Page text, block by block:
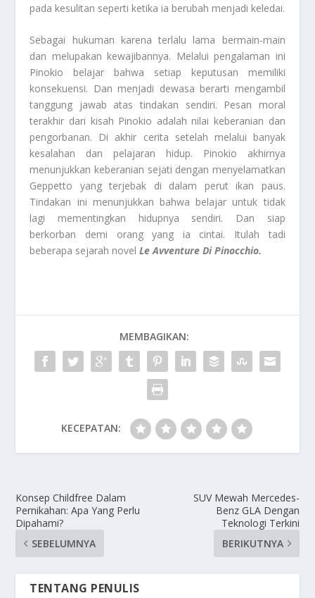
pada kesulitan seperti ketika ia berubah menjadi keledai.
Sebagai hukuman karena terlalu lama bermain-main
dan melupakan kewajibannya. Melalui pengalaman ini
Pinokio belajar bahwa setiap keputusan memiliki
konsekuensi. Dan menjadi dewasa berarti mengambil
tanggung jawab atas tindakan sendiri. Pesan moral
terakhir dari kisah Pinokio adalah nilai keberanian dan
pengorbanan. Di akhir cerita setelah melalui banyak
kesalahan dan pelajaran hidup. Pinokio akhirnya
menunjukkan keberanian sejati dengan menyelamatkan
Geppetto yang terjebak di dalam perut ikan paus.
Tindakan ini menunjukkan bahwa belajar untuk tidak
lagi mementingkan hidupnya sendiri. Dan siap
berkorban demi orang yang ia cintai. Itulah tadi
beberapa sejarah novelLe Avventure Di Pinocchio.
MEMBAGIKAN:
KECEPATAN:
Konsep Childfree Dalam
Pernikahan: Apa Yang Perlu
Dipahami?
SEBELUMNYA
SUV Mewah Mercedes-
Benz GLA Dengan
Teknologi Terkini
BERIKUTNYA
TENTANG PENULIS